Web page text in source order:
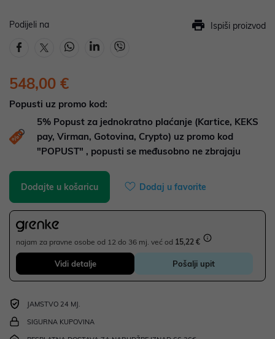
Podijeli na Ispiši proizvod
548,00 €
Popusti uz promo kod:
5% Popust za jednokratno plaćanje (Kartice, KEKS
pay, Virman, Gotovina, Crypto) uz promo kod
"POPUST" , popusti se međusobno ne zbrajaju
Dodajte u košaricu Dodaj u favorite
najam za pravne osobe od 12 do 36 mj. već od 15,22 €
Vidi detalje Pošalji upit
JAMSTVO 24 MJ.
SIGURNA KUPOVINA